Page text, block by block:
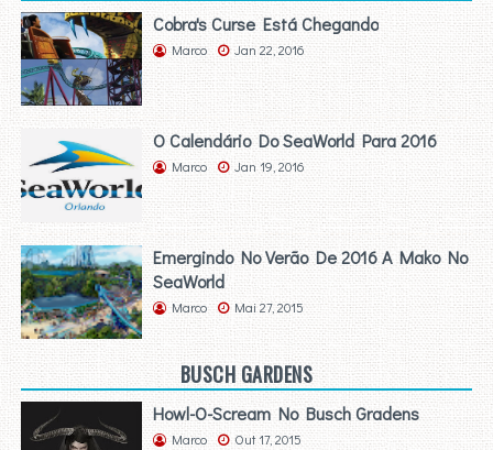
Cobra's Curse Está Chegando
Marco Jan 22, 2016
O Calendário Do SeaWorld Para 2016
Marco Jan 19, 2016
Emergindo No Verão De 2016 A Mako No
SeaWorld
Marco Mai 27, 2015
BUSCH GARDENS
Howl-O-Scream No Busch Gradens
Marco Out 17, 2015